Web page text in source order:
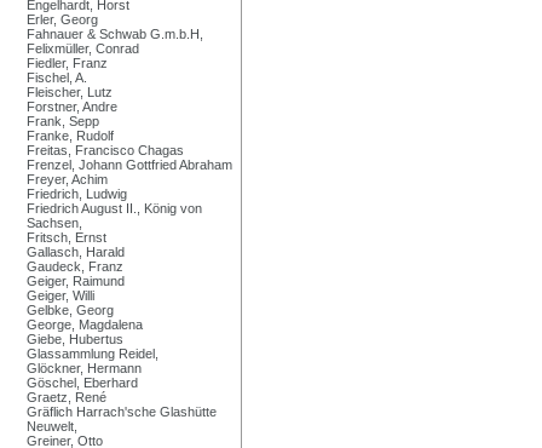
Engelhardt, Horst
Erler, Georg
Fahnauer & Schwab G.m.b.H,
Felixmüller, Conrad
Fiedler, Franz
Fischel, A.
Fleischer, Lutz
Forstner, Andre
Frank, Sepp
Franke, Rudolf
Freitas, Francisco Chagas
Frenzel, Johann Gottfried Abraham
Freyer, Achim
Friedrich, Ludwig
Friedrich August II., König von
Sachsen,
Fritsch, Ernst
Gallasch, Harald
Gaudeck, Franz
Geiger, Raimund
Geiger, Willi
Gelbke, Georg
George, Magdalena
Giebe, Hubertus
Glassammlung Reidel,
Glöckner, Hermann
Göschel, Eberhard
Graetz, René
Gräflich Harrach'sche Glashütte
Neuwelt,
Greiner, Otto